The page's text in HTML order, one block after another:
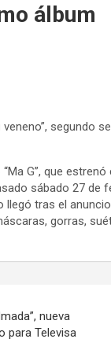
álbum
segundo
G”, que
sábado 27 de
llegó tras el
gorras,
nueva
para Televisa